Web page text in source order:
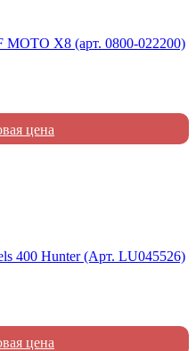
X8 (арт. 0800-022200)
цена
400 Hunter (Арт. LU045526)
цена